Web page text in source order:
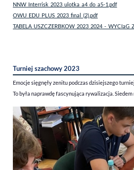
NNW_Interrisk_2023_ulotka_a4_do_a5-1.pdf
OWU_EDU_PLUS_2023_final_(2).pdf
TABELA_USZCZERBKOW_2023_2024_-
Turniej szachowy 2023
Emocje sięgnęły zenitu podczas dzisiejszego
To była naprawdę fascynująca rywalizacja. Siedem